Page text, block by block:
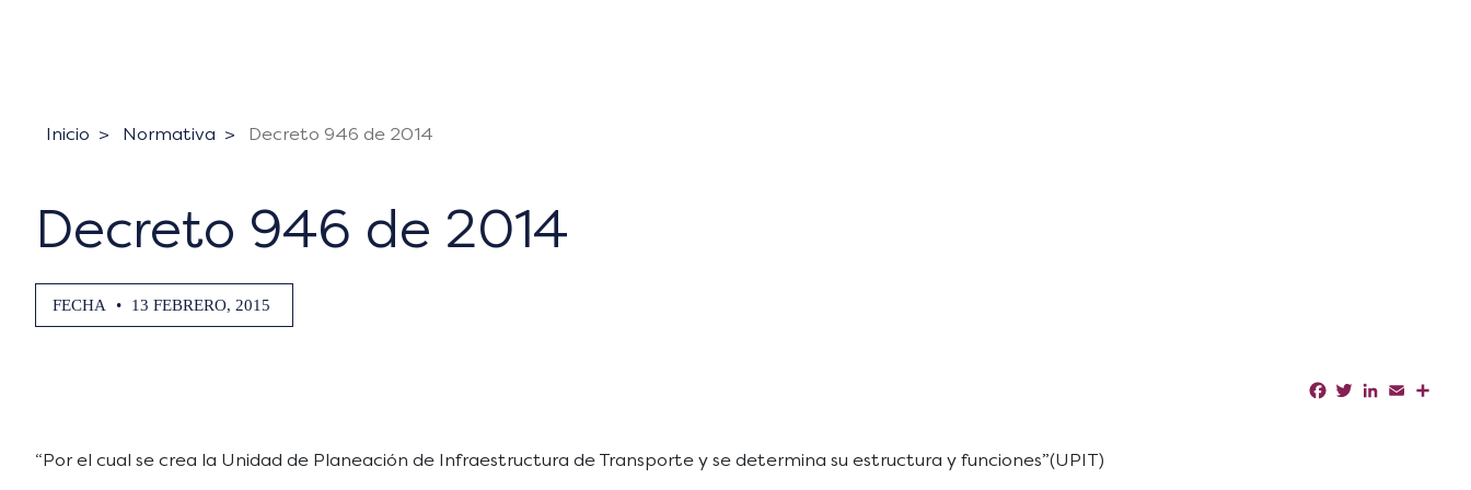
Inicio Normativa Decreto 946 de 2014
Decreto 946 de 2014
FECHA • 13 FEBRERO, 2015
Facebook
TwitterLinkedIn
Email
“Por el cual se crea la Unidad de Planeación de Infraestructura de Transporte y se determina su estructura y funciones”(UPIT)